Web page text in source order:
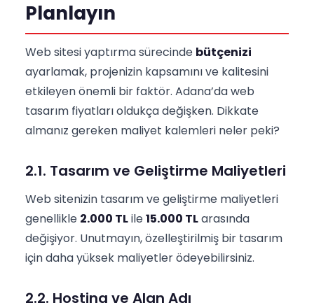
Planlayın
Web sitesi yaptırma sürecinde bütçenizi
ayarlamak, projenizin kapsamını ve kalitesini
etkileyen önemli bir faktör. Adana’da web
tasarım fiyatları oldukça değişken. Dikkate
almanız gereken maliyet kalemleri neler peki?
2.1. Tasarım ve Geliştirme Maliyetleri
Web sitenizin tasarım ve geliştirme maliyetleri
genellikle 2.000 TLile15.000 TLarasında
değişiyor. Unutmayın, özelleştirilmiş bir tasarım
için daha yüksek maliyetler ödeyebilirsiniz.
2.2. Hosting ve Alan Adı